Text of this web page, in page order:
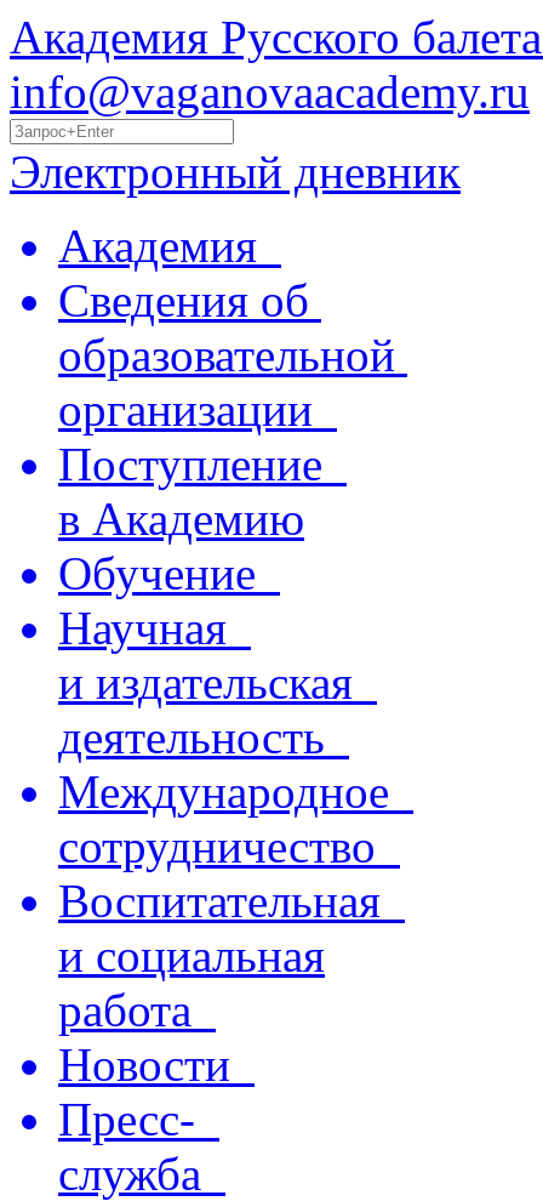
Академия Русского
info@vaganovaacademy.ru
Электронный дневник
Академия
Сведения об
образовательной
организации
Поступление
в Академию
Обучение
Научная
и издательская
деятельность
Международное
сотрудничество
Воспитательная
и социальная
работа
Новости
Пресс-
служба